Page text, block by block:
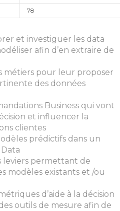
78
et investiguer les data
afin d’en extraire de
métiers pour leur proposer
des données
Business qui vont
et influencer la
clientes
prédictifs dans un
leviers permettant de
modèles existants et /ou
d’aide à la décision
outils de mesure afin de